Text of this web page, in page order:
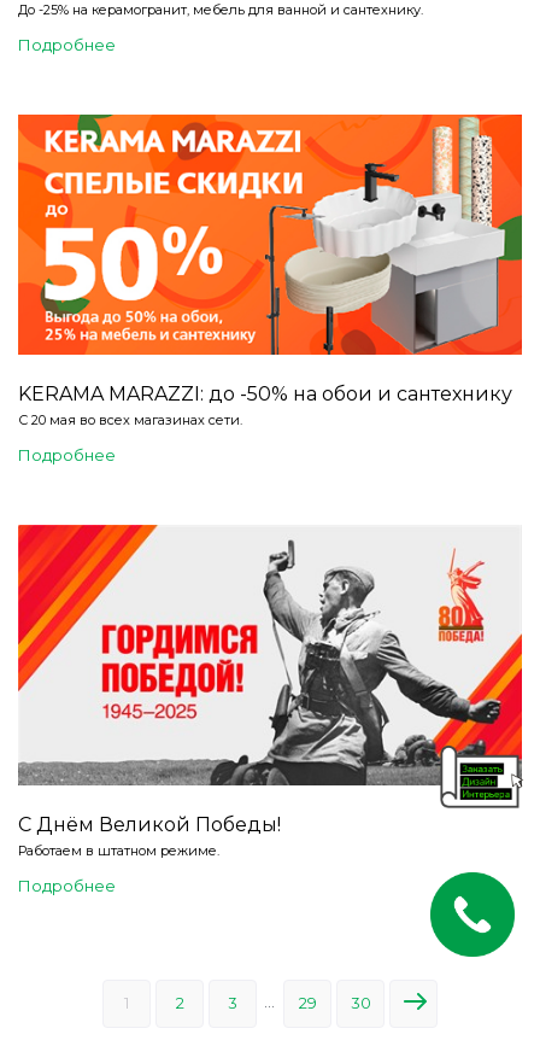
До -25% на керамогранит, мебель для ванной и сантехнику.
Подробнее
KERAMA MARAZZI: до -50% на обои и сантехнику
С 20 мая во всех магазинах сети.
Подробнее
С Днём Великой Победы!
Работаем в штатном режиме.
Подробнее
1 2 3 ... 29 30